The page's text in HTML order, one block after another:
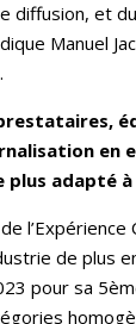
diffusion, et
Manuel
en
plus adapté
l’Expérience
de plus
pour sa